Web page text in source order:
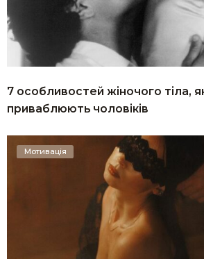
7 особливостей жіночого тіла,
приваблюють чоловіків
Мотивація